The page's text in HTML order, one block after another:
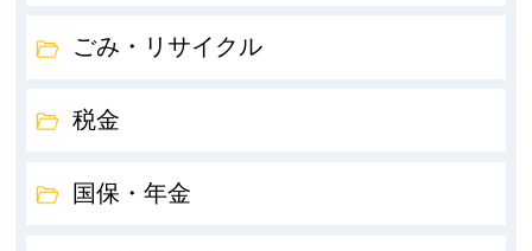
ごみ・リサイクル
税金
国保・年金